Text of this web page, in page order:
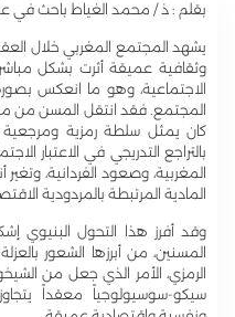
بقلم : ذ / محمد الغياط باحث في
يشهد المجتمع المغربي خلال
وثقافية عميقة أثرت بشكل مباشر
الاجتماعية، وهو ما انعكس
المجتمع. فقد انتقل المسن من
كان يمثل سلطة رمزية
بالتراجع التدريجي في الاعتبار
المغربية، وصعود الفردانية،
المادية المرتبطة بالمردودية
وقد أفرز هذا التحول البنيوي
المسنين، من أبرزها الشعور
الرمزي، الأمر الذي جعل من
سيكو-سوسيولوجياً معقداً